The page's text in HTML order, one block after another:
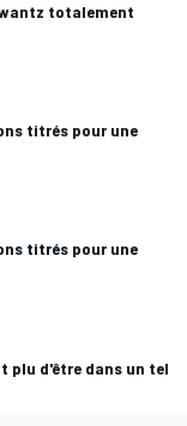
totalement
titrés pour une
titrés pour une
plu d'être dans un tel